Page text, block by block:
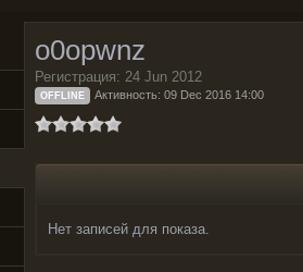
o0opwnz
Регистрация: 24 Jun 2012
OFFLINE Активность: 09 Dec 2016 14:00
Нет записей для показа.